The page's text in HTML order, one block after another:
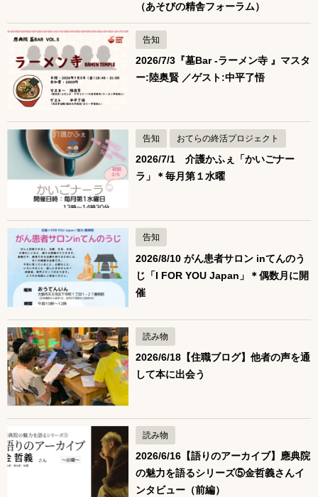
（あそびの精舎フォーラム）
告知
2026/7/3『墓Bar ‐ラーメン寺 』マスタ
ー:陸奥賢 ／ゲスト:中平了悟
告知 おてらの終活プロジェクト
2026/7/1 介護かふぇ「かいごナー
ラ」＊毎月第１水曜
告知
2026/8/10 がん患者サロン inてんのう
じ「I FOR YOU Japan」＊偶数月に開
催
読み物
2026/6/18【住職ブログ】他者の声を通
して本に出会う
読み物
2026/6/16【語りのアーカイブ】應典院
の魅力を語るシリーズ⑤金哲義さんイ
ンタビュー（前編）